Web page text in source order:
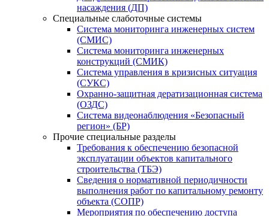
насаждения (ДП)
Специальные слаботочные системы
Система мониторинга инженерных систем
(СМИС)
Система мониторинга инженерных
конструкций (СМИК)
Система управления в кризисных ситуация
(СУКС)
Охранно-защитная дератизационная система
(ОЗДС)
Система видеонаблюдения «Безопасный
регион» (БР)
Прочие специальные разделы
Требования к обеспечению безопасной
эксплуатации объектов капитального
строительства (ТБЭ)
Сведения о нормативной периодичности
выполнения работ по капитальному ремонту
объекта (СОПР)
Мероприятия по обеспечению доступа